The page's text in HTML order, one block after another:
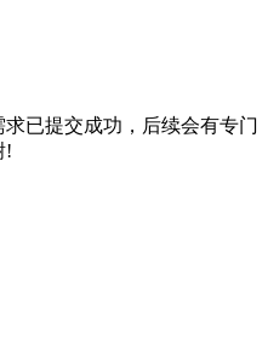
求已提交成功，后续会有专门
!